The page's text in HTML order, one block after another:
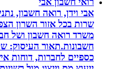
אבי וידן, רואה חשבון, נתניה,
שרות בכל אזור השרון הצפוני
משרד רואה חשבון ושל חברה
חשבונות.תאור העיסוק:
כספיים לחברות, דוחות